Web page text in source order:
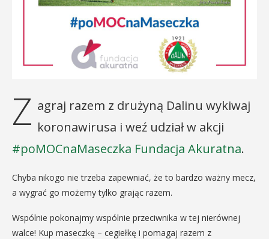
Z agraj razem z drużyną Dalinu wykiwaj
koronawirusa i weź udział w akcji
#poMOCnaMaseczka Fundacja Akuratna.
Chyba nikogo nie trzeba zapewniać, że to bardzo ważny mecz,
a wygrać go możemy tylko grając razem.
Wspólnie pokonajmy wspólnie przeciwnika w tej nierównej
walce! Kup maseczkę – cegiełkę i pomagaj razem z